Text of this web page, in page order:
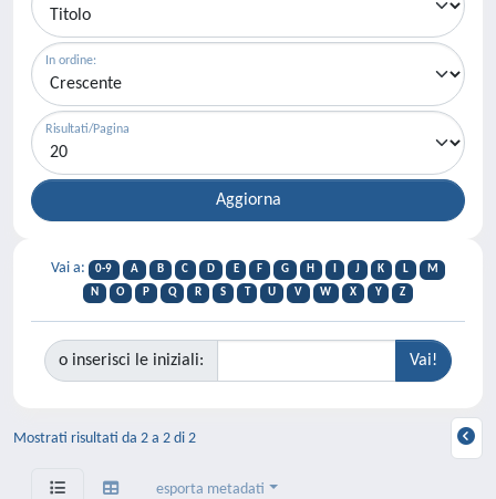
In ordine:
Risultati/Pagina
Vai a: 0-9 A B C D E F G H J K L
M
N
O P Q R S T U V W X Y Z
o inserisci le iniziali:
Mostrati risultati da 2 a 2 di 2
esporta metadati